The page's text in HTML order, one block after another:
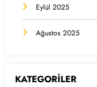
Eylül 2025
Ağustos 2025
KATEGORİLER